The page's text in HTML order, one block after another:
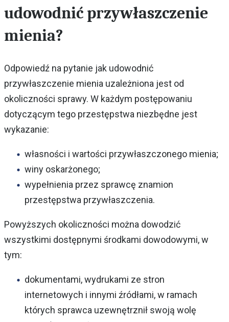
udowodnić przywłaszczenie
mienia?
Odpowiedź na pytanie jak udowodnić
przywłaszczenie mienia uzależniona jest od
okoliczności sprawy. W każdym postępowaniu
dotyczącym tego przestępstwa niezbędne jest
wykazanie:
własności i wartości przywłaszczonego mienia;
winy oskarżonego;
wypełnienia przez sprawcę znamion
przestępstwa przywłaszczenia.
Powyższych okoliczności można dowodzić
wszystkimi dostępnymi środkami dowodowymi, w
tym:
dokumentami, wydrukami ze stron
internetowych i innymi źródłami, w ramach
których sprawca uzewnętrznił swoją wolę